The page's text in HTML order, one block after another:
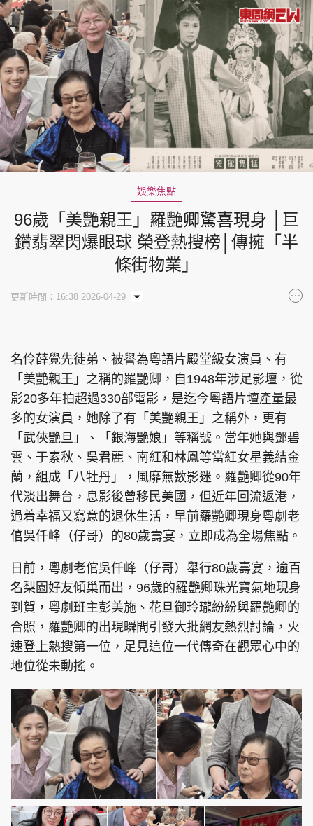
娛樂焦點
96歲「美艷親王」羅艷卿驚喜現身 │巨
鑽翡翠閃爆眼球 榮登熱搜榜│傳擁「半
條街物業」
更新時間：16:38 2026-04-29
名伶薛覺先徒弟、被譽為粵語片殿堂級女演員、有
「美艷親王」之稱的羅艷卿，自1948年涉足影壇，從
影20多年拍超過330部電影，是迄今粵語片壇產量最
多的女演員，她除了有「美艷親王」之稱外，更有
「武俠艷旦」、「銀海艷娘」等稱號。當年她與鄧碧
雲、于素秋、吳君麗、南紅和林鳳等當紅女星義結金
蘭，組成「八牡丹」，風靡無數影迷。羅艷卿從90年
代淡出舞台，息影後曾移民美國，但近年回流返港，
過着幸福又寫意的退休生活，早前羅艷卿現身粵劇老
倌吳仟峰（仔哥）的80歲壽宴，立即成為全場焦點。
日前，粵劇老倌吳仟峰（仔哥）舉行80歲壽宴，逾百
名梨園好友傾巢而出，96歲的羅艷卿珠光寶氣地現身
到賀，粵劇班主彭美施、花旦御玲瓏紛紛與羅艷卿的
合照，羅艷卿的出現瞬間引發大批網友熱烈討論，火
速登上熱搜第一位，足見這位一代傳奇在觀眾心中的
地位從未動搖。